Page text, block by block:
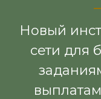
Новый
сети для